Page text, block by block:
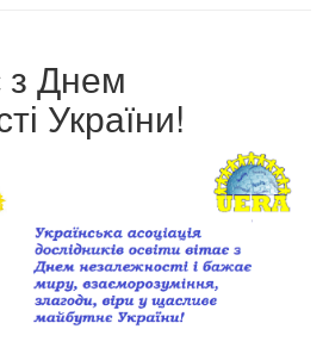
з Днем
України!